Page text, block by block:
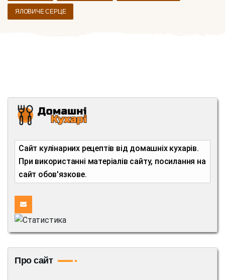
ЯЛОВИЧЕ СЕРЦЕ
Сайт кулінарних рецептів від домашніх кухарів.
При використанні матеріалів сайту, посилання на
сайт обов'язкове.
Про сайт